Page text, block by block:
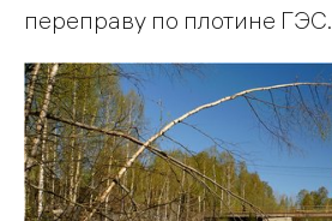
переправу по плотине ГЭС.